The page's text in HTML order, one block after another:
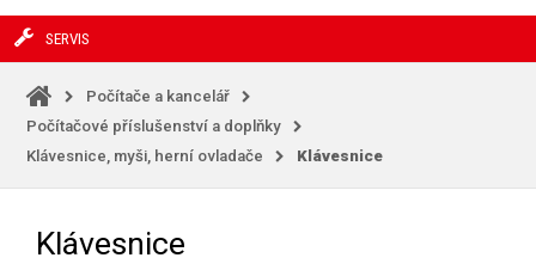
SERVIS
Počítače a kancelář
Počítačové příslušenství a doplňky
Klávesnice, myši, herní ovladače
Klávesnice
Klávesnice